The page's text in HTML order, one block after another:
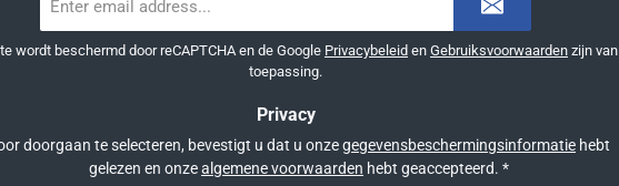
mailadres
wordt beschermd door reCAPTCHA en de Google Privacybeleid en Gebruiksvoorwaarden zijn van
toepassing.
Privacy
doorgaan te selecteren, bevestigt u dat u onzegegevensbeschermingsinformatie hebt
gelezen en onzealgemene voorwaarden hebt geaccepteerd. *